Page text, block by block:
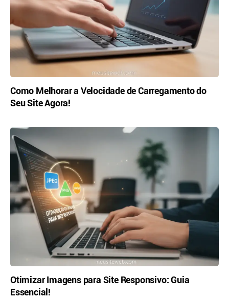
Como Melhorar a Velocidade de Carregamento do
Seu Site Agora!
Otimizar Imagens para Site Responsivo: Guia
Essencial!